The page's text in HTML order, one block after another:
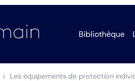
Bibliothèque
Les équipements de protection